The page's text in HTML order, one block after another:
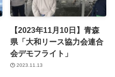
【2023年11月10日】青森
県「大和リース協力会連合
会デモフライト」
2023.11.13